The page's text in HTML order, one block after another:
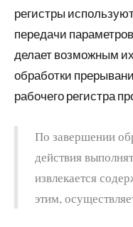
регистры
передачи
делает возможным
обработки
рабочего регистра
По завершении
действия
извлекается
этим,